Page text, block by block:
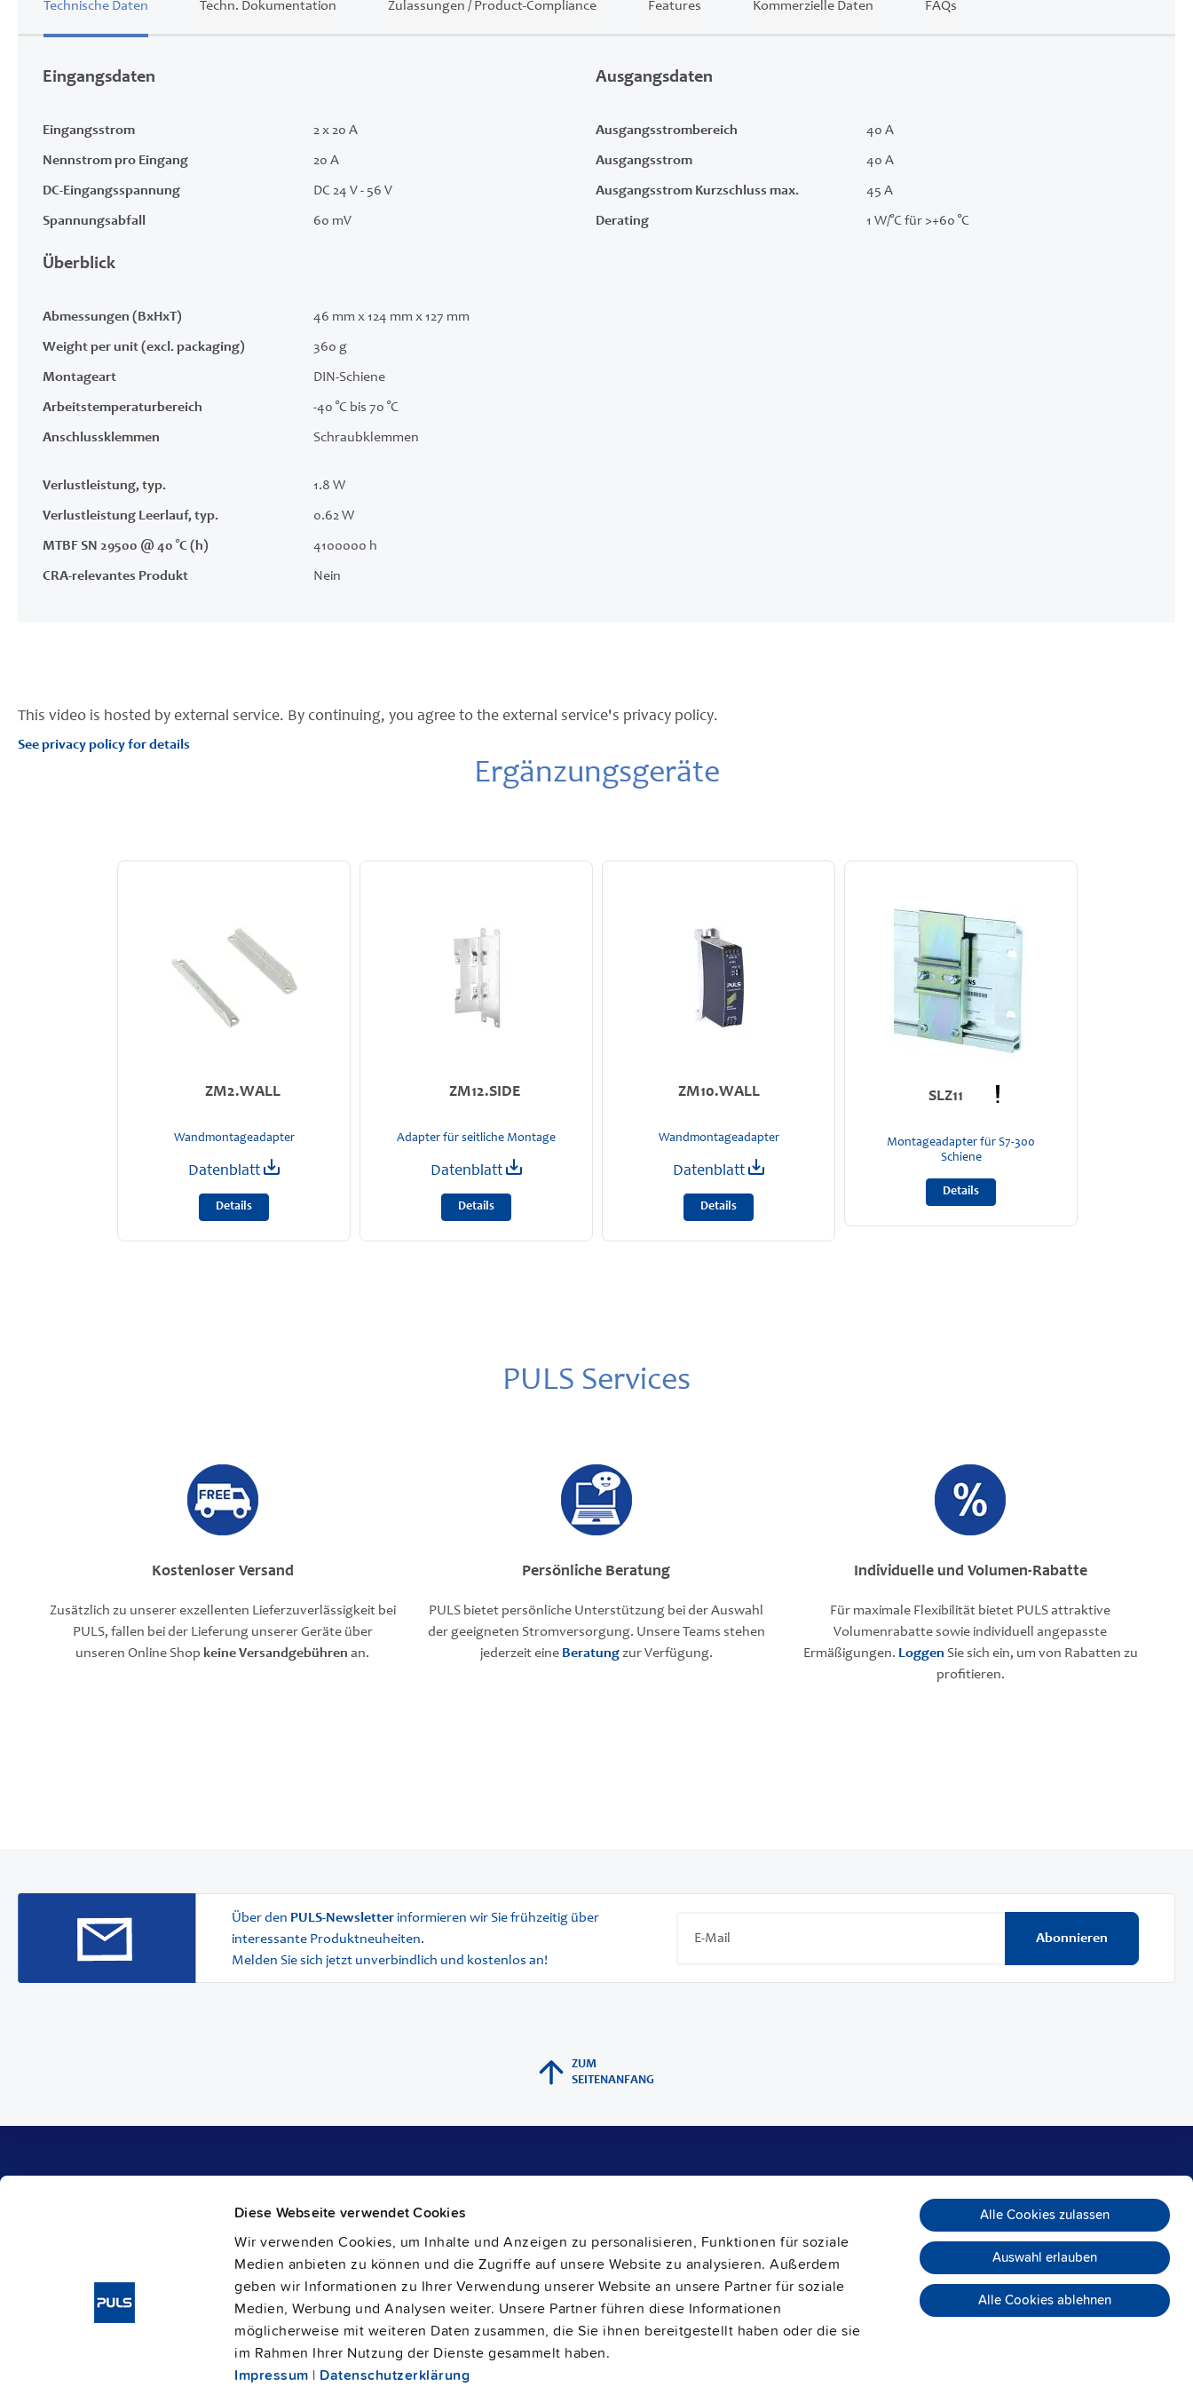
Diese Webseite verwendet Cookies
Wir verwenden Cookies, um Inhalte und Anzeigen zu personalisieren, Funktionen für soziale
Medien anbieten zu können und die Zugriffe auf unsere Website zu analysieren. Außerdem
geben wir Informationen zu Ihrer Verwendung unserer Website an unsere Partner für soziale
Medien, Werbung und Analysen weiter. Unsere Partner führen diese Informationen
möglicherweise mit weiteren Daten zusammen, die Sie ihnen bereitgestellt haben oder die sie
im Rahmen Ihrer Nutzung der Dienste gesammelt haben.
Impressum | Datenschutzerklärung
Alle Cookies zulassen
Auswahl erlauben
Alle Cookies ablehnen
Technische Daten
Eingangsdaten
Eingangsstrom 2 x 20 A
Nennstrom pro Eingang 20 A
DC-Eingangsspannung DC 24 V - 56 V
Spannungsabfall 60 mV
Ausgangsdaten
Ausgangsstrombereich 40 A
Ausgangsstrom 40 A
Ausgangsstrom Kurzschluss max. 45 A
Derating 1 W/°C für >+60 °C
Überblick
Abmessungen (BxHxT) 46 mm x 124 mm x 127 mm
Weight per unit (excl. packaging) 360 g
Montageart DIN-Schiene
Arbeitstemperaturbereich -40 °C bis 70 °C
Anschlussklemmen Schraubklemmen
Verlustleistung, typ. 1.8 W
Verlustleistung Leerlauf, typ. 0.62 W
MTBF SN 29500 @ 40 °C (h) 4100000 h
CRA-relevantes Produkt Nein
Techn. Dokumentation Zulassungen / Product-Compliance Features Kommerzielle Daten FAQs
This video is hosted by external service. By continuing, you agree to the external service's privacy policy.
See privacy policy for details
Ergänzungsgeräte
ZM2.WALL
Wandmontageadapter
Datenblatt
Details
ZM12.SIDE
Adapter für seitliche Montage
Datenblatt
Details
ZM10.WALL
Wandmontageadapter
Datenblatt
Details
SLZ11
Montageadapter für S7-300
Schiene
Details
PULS Services
Kostenloser Versand
Zusätzlich zu unserer exzellenten Lieferzuverlässigkeit bei
PULS, fallen bei der Lieferung unserer Geräte über
unseren Online Shopkeine Versandgebühren an.
Persönliche Beratung
PULS bietet persönliche Unterstützung bei der Auswahl
der geeigneten Stromversorgung. Unsere Teams stehen
jederzeit eine Beratungzur Verfügung.
Individuelle und Volumen-Rabatte
Für maximale Flexibilität bietet PULS attraktive
Volumenrabatte sowie individuell angepasste
Ermäßigungen. Loggen Sie sich ein, um von Rabatten zu
profitieren.
Über den PULS-Newsletter informieren wir Sie frühzeitig über
interessante Produktneuheiten.
Melden Sie sich jetzt unverbindlich und kostenlos an!
Abonnieren
ZUM
SEITENANFANG
IP54, IP65 und IP67 Stromversorgungen
Sicherungsmodule
Karriere
Kontakt
PULS weltweit
Presse Kontakt
Gewährleistung und RMA-Nummer
Liefer- und Rücksendeadresse
Vertrieb und Kundenservice
PULS SalesWeb
FAQ
PULS GmbH
81925 München
Deutschland
info@pulspower.com